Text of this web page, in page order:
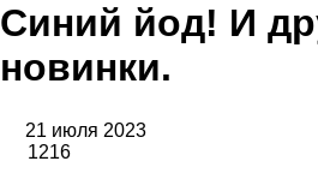
Синий йод! И
новинки.
21 июля 2023
1216